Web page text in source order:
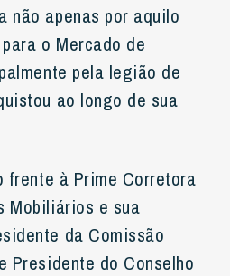
não apenas por aquilo
o Mercado de
pela legião de
ao longo de sua
frente à Prime Corretora
Mobiliários e sua
da Comissão
Presidente do Conselho